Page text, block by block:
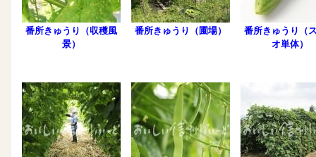
番所きゅうり（収穫風
景）
番所きゅうり（圃場）
番所きゅうり（
オ単体）